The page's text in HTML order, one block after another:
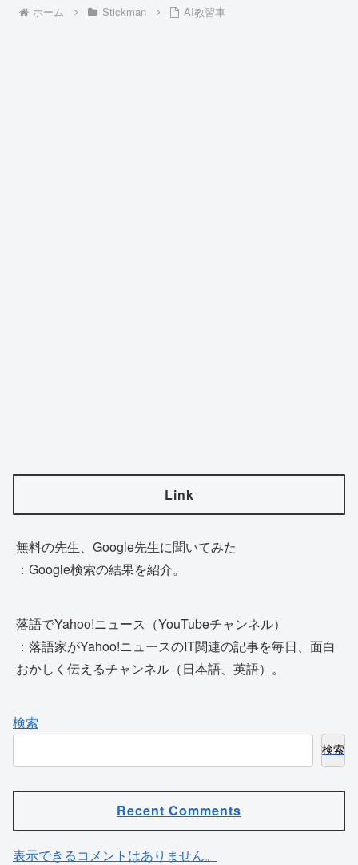
ホーム Stickman AI教習車
Link
無料の先生、Google先生に聞いてみた
：Google検索の結果を紹介。
落語でYahoo!ニュース（YouTubeチャンネル）
：落語家がYahoo!ニュースのIT関連の記事を毎日、面白
おかしく伝えるチャンネル（日本語、英語）。
検索
検索
Recent Comments
表示できるコメントはありません。